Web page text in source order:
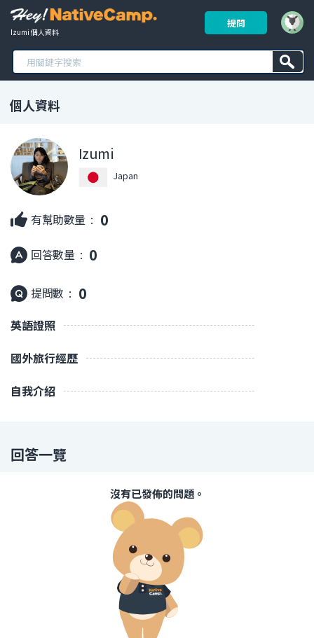
Izumi 個人資料
提問
個人資料
Izumi
Japan
有幫助數量 : 0
回答數量 : 0
提問數 : 0
英語證照
國外旅行經歷
自我介紹
回答一覽
沒有已發佈的問題。